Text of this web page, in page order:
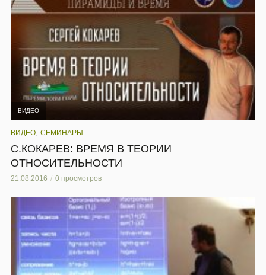
ВИДЕО
ВИДЕО СЕМИНАРЫ
С.КОКАРЕВ: ВРЕМЯ В ТЕОРИИ
ОТНОСИТЕЛЬНОСТИ
21.08.2016 0 просмотров